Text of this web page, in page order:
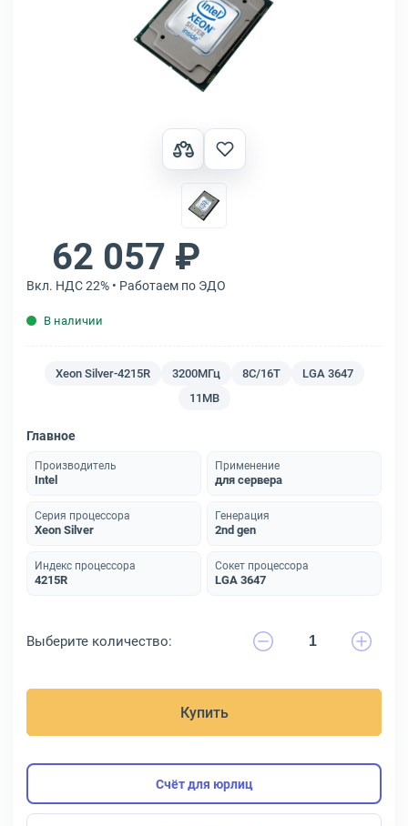
62 057 ₽
Вкл. НДС 22% • Работаем по ЭДО
В наличии
Xeon Silver-4215R 3200МГц 8C/16T
LGA 3647
11MB
Главное
Производитель
Intel
Применение
для сервера
Серия процессора
Xeon Silver
Генерация
2nd gen
Индекс процессора
4215R
Сокет процессора
LGA 3647
Выберите количество:
Купить
Счёт для юрлиц